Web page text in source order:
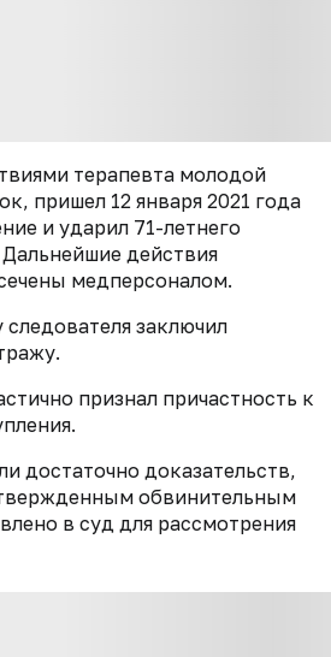
терапевта молодой
пришел 12 января 2021 года
и ударил 71-летнего
действия
медперсоналом.
заключил
признал причастность к
достаточно доказательств,
обвинительным
в суд для рассмотрения